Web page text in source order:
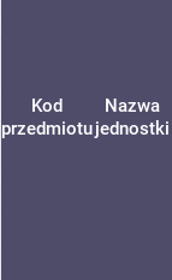
Kod
przedmiotu
Nazwa
jednostki